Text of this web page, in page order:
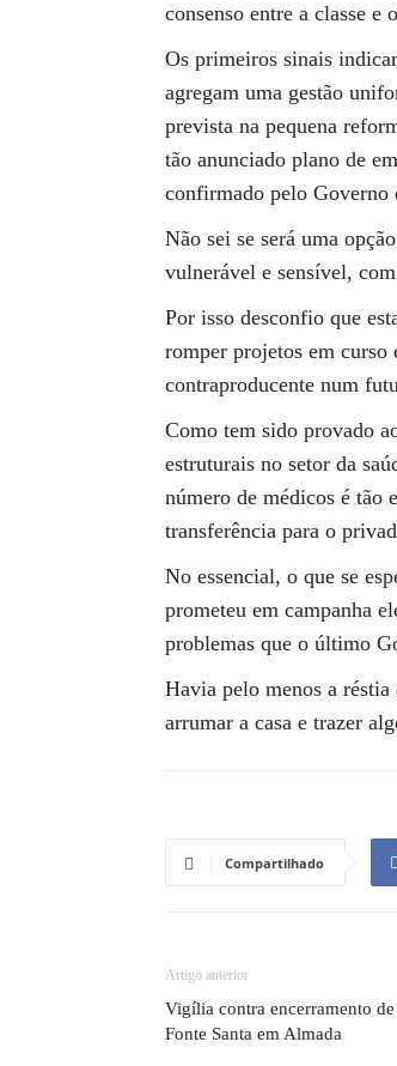
consenso entre a classe e
Os primeiros sinais
agregam uma gestão
prevista na pequena
tão anunciado plano de
confirmado pelo Governo
Não sei se será uma
vulnerável e sensível,
Por isso desconfio que
romper projetos em curso
contraproducente num
Como tem sido provado
estruturais no setor da
número de médicos é tão
transferência para o
No essencial, o que se
prometeu em campanha
problemas que o último
Havia pelo menos a réstia
arrumar a casa e trazer
Compartilhado
Artigo anterior
Vigília contra encerramento de
Fonte Santa em Almada